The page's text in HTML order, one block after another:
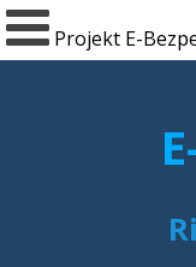
Projekt E-